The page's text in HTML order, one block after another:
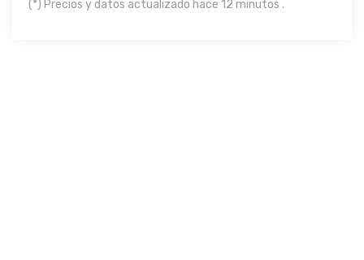
(*) Precios y datos actualizado hace 12 minutos .